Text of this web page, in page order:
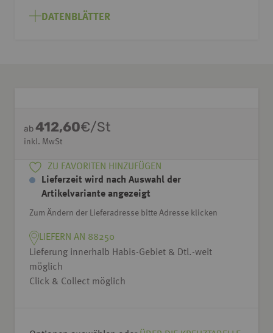
DATENBLÄTTER
ab412,60€/St
inkl. MwSt
ZU FAVORITEN HINZUFÜGEN
Lieferzeit wird nach Auswahl der
Artikelvariante angezeigt
Zum Ändern der Lieferadresse bitte Adresse klicken
LIEFERN AN 88250
Lieferung innerhalb Habis-Gebiet & Dtl.-weit
möglich
Click & Collect möglich